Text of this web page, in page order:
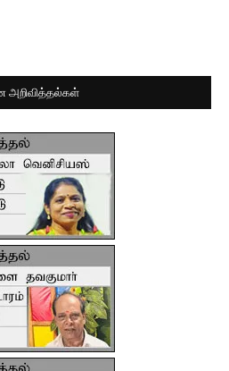
அறிவித்தல்கள்